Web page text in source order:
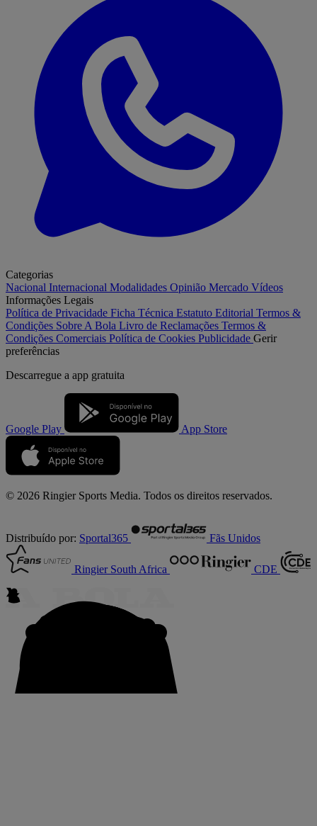
Categorias
Nacional Internacional Modalidades Opinião Mercado Vídeos
Informações Legais
Política de Privacidade Ficha Técnica Estatuto Editorial Termos &
Condições Sobre A Bola Livro de Reclamações Termos &
Condições Comerciais Política de Cookies Publicidade Gerir
preferências
Descarregue a app gratuita
Google Play App Store
© 2026 Ringier Sports Media. Todos os direitos reservados.
Distribuído por: Sportal365 Fãs Unidos
Ringier South Africa CDE